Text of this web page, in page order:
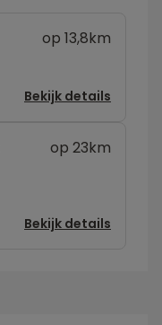
op 13,8km
Bekijk details
op 23km
Bekijk details